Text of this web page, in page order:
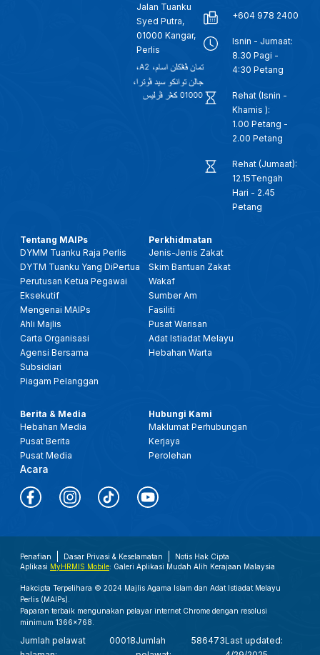
Jalan Tuanku
Syed Putra,
01000 Kangar,
Perlis
+604 978 2400
Isnin - Jumaat:
8.30 Pagi -
4:30 Petang
Rehat (Isnin -
Khamis ):
1.00 Petang -
2.00 Petang
Rehat (Jumaat):
12.15Tengah
Hari - 2.45
Petang
Tentang MAIPs
DYMM Tuanku Raja Perlis
DYTM Tuanku Yang DiPertua
Perutusan Ketua Pegawai
Eksekutif
Mengenai MAIPs
Ahli Majlis
Carta Organisasi
Agensi Bersama
Subsidiari
Piagam Pelanggan
Perkhidmatan
Jenis-Jenis Zakat
Skim Bantuan Zakat
Wakaf
Sumber Am
Fasiliti
Pusat Warisan
Adat Istiadat Melayu
Hebahan Warta
Berita & Media
Hebahan Media
Pusat Berita
Pusat Media
Acara
Hubungi Kami
Maklumat Perhubungan
Kerjaya
Perolehan
Penafian Dasar Privasi & Keselamatan
Notis Hak Cipta
Aplikasi MyHRMIS Mobile: Galeri Aplikasi Mudah Alih Kerajaan Malaysia
Hakcipta Terpelihara © 2024 Majlis Agama Islam dan Adat Istiadat Melayu
Perlis (MAIPs).
Paparan terbaik mengunakan pelayar internet Chrome dengan resolusi
minimum 1366x768.
Jumlah pelawat
00018Jumlah
586473Last updated: